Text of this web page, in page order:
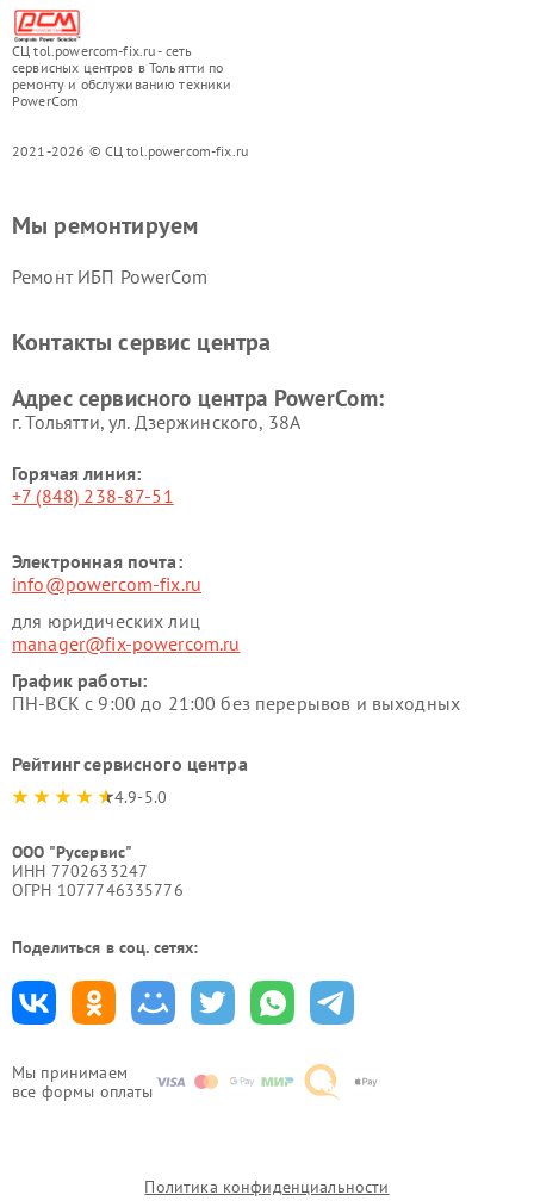
СЦ tol.powercom-fix.ru - сеть
сервисных центров в Тольятти по
ремонту и обслуживанию техники
PowerCom
2021-2026 © СЦ tol.powercom-fix.ru
Мы принимаем
все формы оплаты
Мы ремонтируем
Ремонт ИБП PowerCom
Контакты сервис центра
Адрес сервисного центра PowerCom:
г. Тольятти, ул. Дзержинского, 38А
Горячая линия:
+7 (848) 238-87-51
Электронная почта:
info@powercom-fix.ru
для юридических лиц
manager@fix-powercom.ru
График работы:
ПН-ВСК с 9:00 до 21:00 без перерывов и выходных
Рейтинг сервисного центра
4.9-5.0
ООО "Русервис"
ИНН 7702633247
ОГРН 1077746335776
Поделиться в соц. сетях:
Политика конфиденциальности